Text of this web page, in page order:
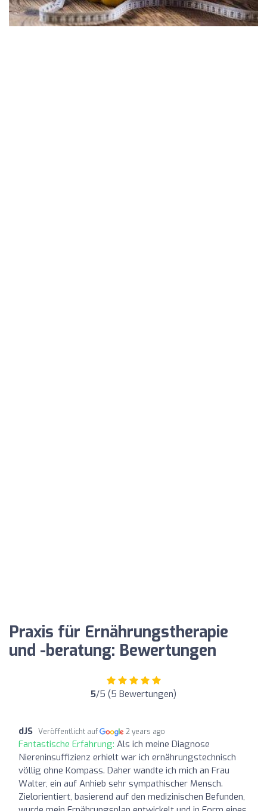
Praxis für Ernährungstherapie
und -beratung: Bewertungen
5/5 (5 Bewertungen)
dJS Veröffentlicht auf 2 years ago
Fantastische Erfahrung: Als ich meine Diagnose
Niereninsuffizienz erhielt war ich ernährungstechnisch
völlig ohne Kompass. Daher wandte ich mich an Frau
Walter, ein auf Anhieb sehr sympathischer Mensch.
Zielorientiert, basierend auf den medizinischen Befunden,